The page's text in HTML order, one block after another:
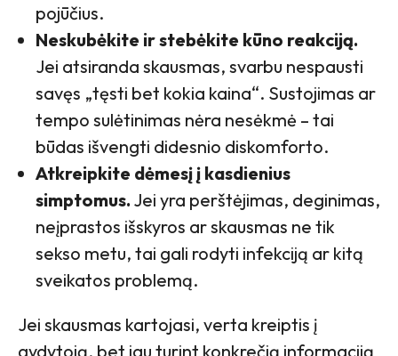
pojūčius.
Neskubėkite ir stebėkite kūno reakciją.
Jei atsiranda skausmas, svarbu nespausti
savęs „tęsti bet kokia kaina“. Sustojimas ar
tempo sulėtinimas nėra nesėkmė – tai
būdas išvengti didesnio diskomforto.
Atkreipkite dėmesį į kasdienius
simptomus. Jei yra perštėjimas, deginimas,
neįprastos išskyros ar skausmas ne tik
sekso metu, tai gali rodyti infekciją ar kitą
sveikatos problemą.
Jei skausmas kartojasi, verta kreiptis į
gydytoją, bet jau turint konkrečią informaciją